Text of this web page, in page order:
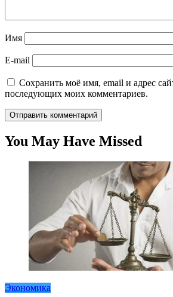
Имя
E-mail
Сохранить моё имя, email и адрес
последующих моих комментариев.
You May Have Missed
Экономика